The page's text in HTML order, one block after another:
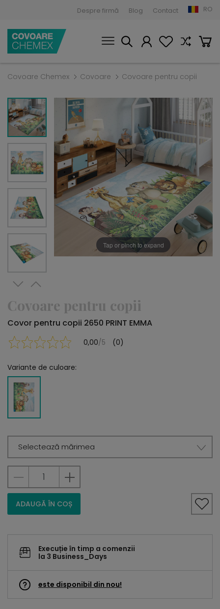
Despre firmă Blog Contact RO
Covoare Chemex Covoare Covoare pentru copii
Tap or pinch to expand
Covoare pentru copii
Covor pentru copii 2650 PRINT EMMA
0,00/5 (0)
Variante de culoare:
Selectează mărimea
ADAUGĂ ÎN COȘ
Execuție în timp a comenzii
la 3 Business_Days
este disponibil din nou!